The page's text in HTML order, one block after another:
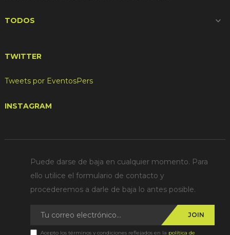
TODOS 
TWITTER
Tweets por EventosPers
INSTAGRAM
Puede darse de baja en cualquier momento. Para
ello utilice el formulario de contacto y
procederemos a darle de baja lo antes posible.
JOIN
Acepto los términos y condiciones reflejados en la política de